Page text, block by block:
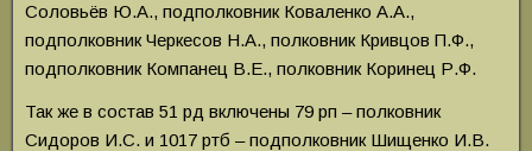
Соловьёв Ю.А., подполковник Коваленко А.А.,
подполковник Черкесов Н.А., полковник Кривцов П.Ф.,
подполковник Компанец В.Е., полковник Коринец Р.Ф.
Так же в состав 51 рд включены 79 рп – полковник
Сидоров И.С. и 1017 ртб – подполковник Шищенко И.В.